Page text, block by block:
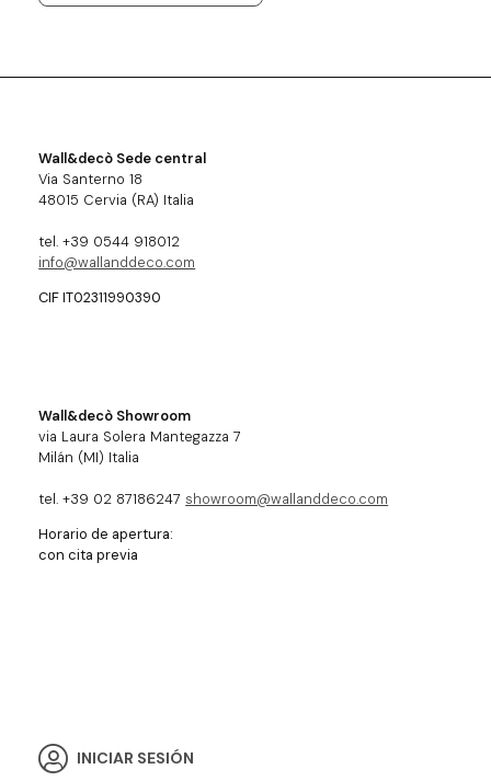
Wall&decò Sede central
Via Santerno 18
48015 Cervia (RA) Italia
tel. +39 0544 918012
info@wallanddeco.com
CIF IT02311990390
Wall&decò Showroom
via Laura Solera Mantegazza 7
Milán (MI) Italia
tel. +39 02 87186247 showroom@wallanddeco.com
Horario de apertura:
con cita previa
INICIAR SESIÓN